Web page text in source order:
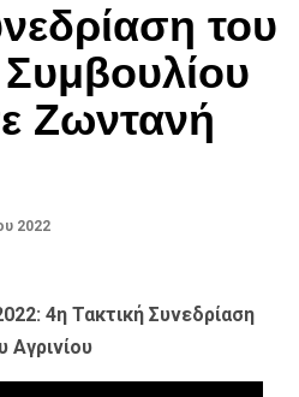
του
Ζωντανή
2022
4η Τακτική Συνεδρίαση
Αγρινίου